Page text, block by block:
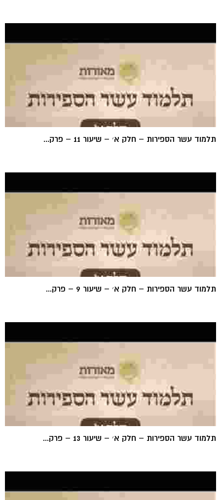
תלמוד עשר הספירות – חלק א׳ – שיעור 11 – פרק...
תלמוד עשר הספירות – חלק א׳ – שיעור 9 – פרק...
תלמוד עשר הספירות – חלק א׳ – שיעור 13 – פרק...